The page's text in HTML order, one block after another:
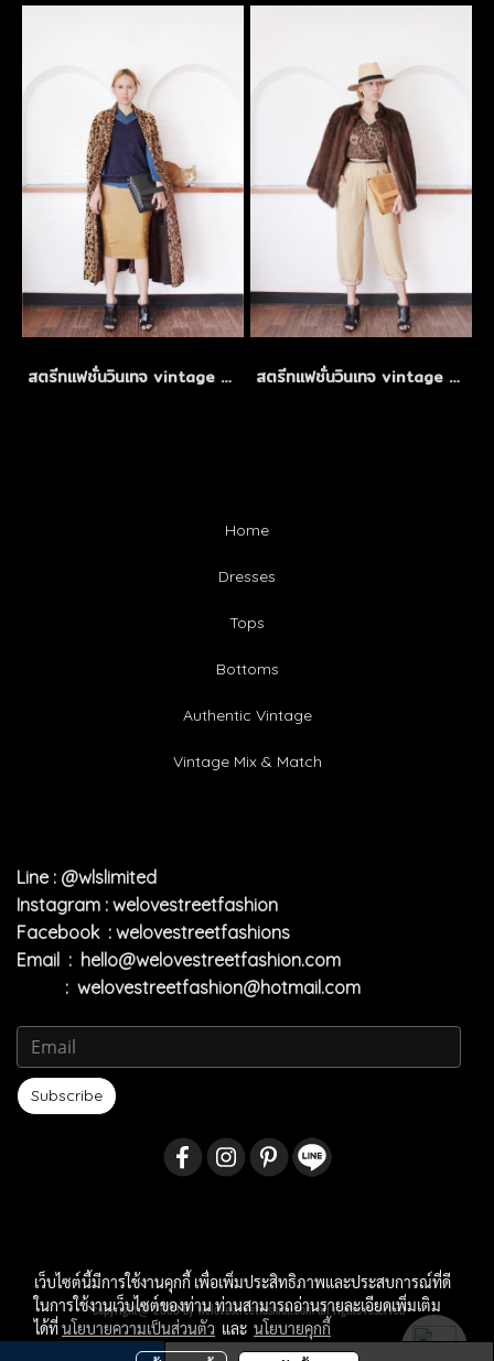
สตรีทแฟชั่นวินเทจ vintage mix and match สตรีทแฟชั่นวินเทจ vintage mix and match
Home
Dresses
Tops
Bottoms
Authentic Vintage
Vintage Mix & Match
Line : @wlslimited
Instagram : welovestreetfashion
Facebook : welovestreetfashions
Email : hello@welovestreetfashion.com
: welovestreetfashion@hotmail.com
Subscribe
copyright@ 2009 by welovestreetfashion.com all rights reserved
เว็บไซต์นี้มีการใช้งานคุกกี้ เพื่อเพิ่มประสิทธิภาพและประสบการณ์ที่ดี
ในการใช้งานเว็บไซต์ของท่าน ท่านสามารถอ่านรายละเอียดเพิ่มเติม
ได้ที่นโยบายความเป็นส่วนตัว และ นโยบายคุกกี้